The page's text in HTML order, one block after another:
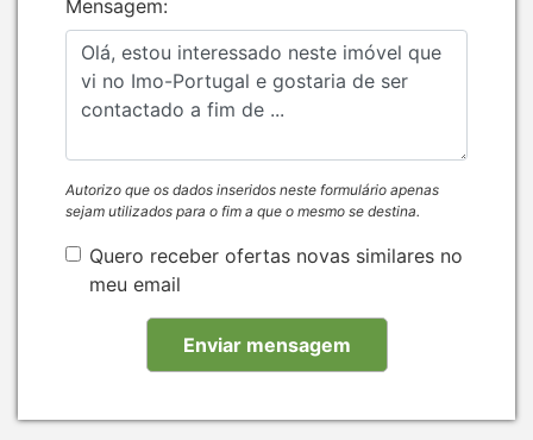
Mensagem:
Autorizo que os dados inseridos neste formulário apenas
sejam utilizados para o fim a que o mesmo se destina.
Quero receber ofertas novas similares no
meu email